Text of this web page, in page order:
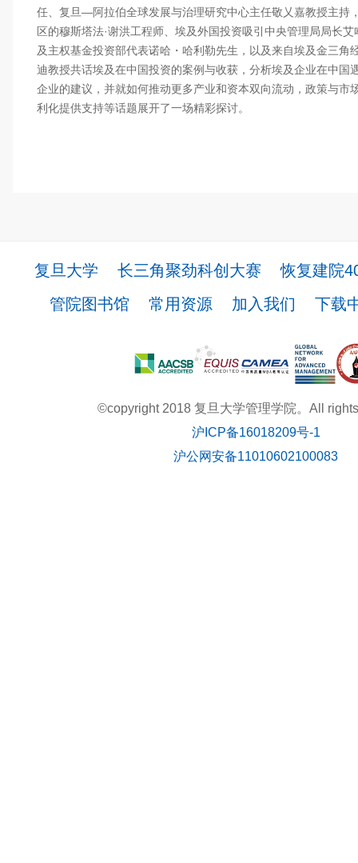
任、复旦—阿拉伯全球发展与治理研究中心主任敬乂嘉教授主持
区的穆斯塔法·谢洪工程师、埃及外国投资吸引中央管理局局长
及主权基金投资部代表诺哈・哈利勒先生，以及来自埃及金三角
迪教授共话埃及在中国投资的案例与收获，分析埃及企业在中国
企业的建议，并就如何推动更多产业和资本双向流动，政策与市
利化提供支持等话题展开了一场精彩探讨。
复旦大学 长三角聚劲科创大赛
恢复建院
管院图书馆
常用资源 加入我们 下载
©copyright 2018 复旦大学管理学院。All
沪ICP备16018209号-1
沪公网安备11010602100083